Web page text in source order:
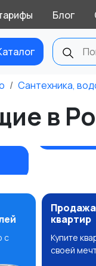
Блог
Сантехника,
в
с
Продажа
квартир
Купите
своей